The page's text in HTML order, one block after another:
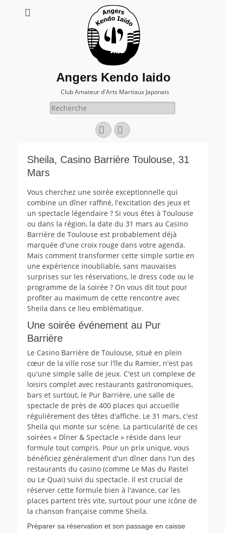
Angers Kendo Iaido
Club Amateur d'Arts Martiaux Japonais
Rechercher :
Facebook
E-
mail
Sheila, Casino Barrière Toulouse, 31
Mars
Vous cherchez une soirée exceptionnelle qui
combine un dîner raffiné, l'excitation des jeux et
un spectacle légendaire ? Si vous êtes à Toulouse
ou dans la région, la date du 31 mars au Casino
Barrière de Toulouse est probablement déjà
marquée d'une croix rouge dans votre agenda.
Mais comment transformer cette simple sortie en
une expérience inoubliable, sans mauvaises
surprises sur les réservations, le dress code ou le
programme de la soirée ? On vous dit tout pour
profiter au maximum de cette rencontre avec
Sheila dans ce lieu emblématique.
Une soirée événement au Pur
Barrière
Le Casino Barrière de Toulouse, situé en plein
cœur de la ville rose sur l'île du Ramier, n'est pas
qu'une simple salle de jeux. C'est un complexe de
loisirs complet avec restaurants gastronomiques,
bars et surtout, le Pur Barrière, une salle de
spectacle de près de 400 places qui accueille
régulièrement des têtes d'affiche. Le 31 mars, c'est
Sheila qui monte sur scène. La particularité de ces
soirées « Dîner & Spectacle » réside dans leur
formule tout compris. Pour un prix unique, vous
bénéficiez généralement d'un dîner dans l'un des
restaurants du casino (comme Le Mas du Pastel
ou Le Quai) suivi du spectacle. Il est crucial de
réserver cette formule bien à l'avance, car les
places partent très vite, surtout pour une icône de
la chanson française comme Sheila.
Préparer sa réservation et son passage en caisse